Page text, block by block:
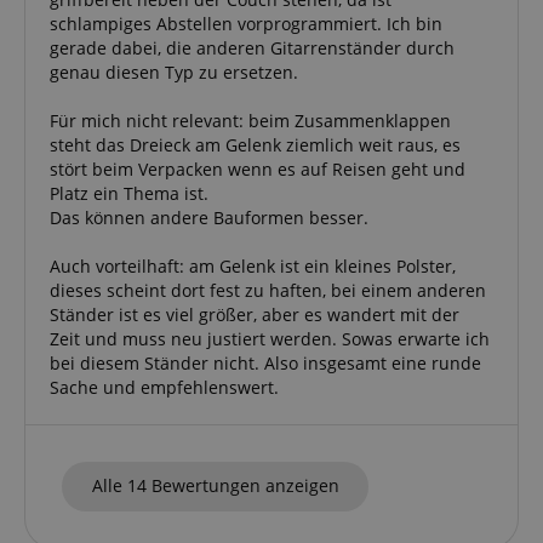
schlampiges Abstellen vorprogrammiert. Ich bin
gerade dabei, die anderen Gitarrenständer durch
genau diesen Typ zu ersetzen.
Für mich nicht relevant: beim Zusammenklappen
steht das Dreieck am Gelenk ziemlich weit raus, es
stört beim Verpacken wenn es auf Reisen geht und
Platz ein Thema ist.
Das können andere Bauformen besser.
Auch vorteilhaft: am Gelenk ist ein kleines Polster,
dieses scheint dort fest zu haften, bei einem anderen
Ständer ist es viel größer, aber es wandert mit der
Zeit und muss neu justiert werden. Sowas erwarte ich
bei diesem Ständer nicht. Also insgesamt eine runde
Sache und empfehlenswert.
Alle 14 Bewertungen anzeigen
Statistik-Cookies werden verwendet, um zu sehen,
wie Besucher die Website nutzen, z.B. Analyse-
Cookies. Diese Cookies können nicht verwendet
identifizieren.
Cookie
Anbieter /
Domain
Laufzeit Beschreibung
zoovu-
vid-
91347
www.kirstein.at
1
Stunde
59
Enables
remembering